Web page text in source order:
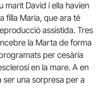
marit David i ella havien
filla Maria, que ara té
assistida. Tres
la Marta de forma
per cesària
en la mare. A en
ser una sorpresa per a